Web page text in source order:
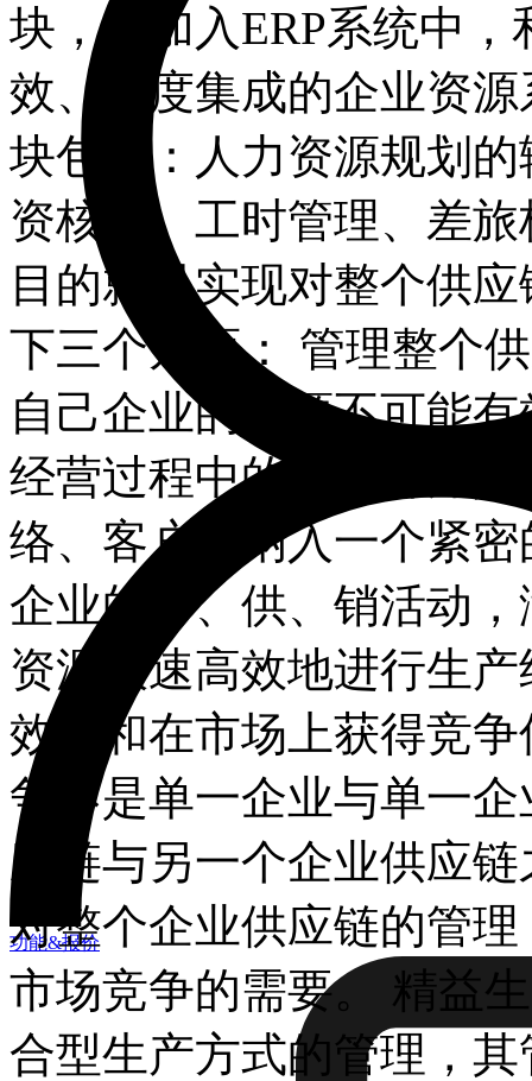
功能&报价
块，被加入ERP系统中
效、高度集成的企业资
块包含：人力资源规划
资核算、工时管理、差
目的就是实现对整个供
下三个方面： 管理整个
自己企业的资源不可能
经营过程中的有关各方
络、客户等纳入一个紧
企业的产、供、销活动
资源快速高效地进行生
效率和在市场上获得竞
争不是单一企业与单一
应链与另一个企业供应
对整个企业供应链的管
市场竞争的需要。 精益
合型生产方式的管理，